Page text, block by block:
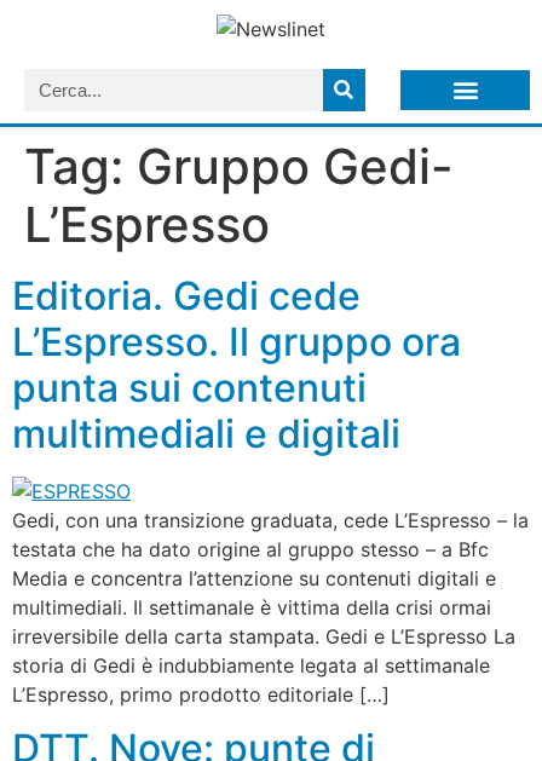
Tag: Gruppo Gedi-
L’Espresso
Editoria. Gedi cede
L’Espresso. Il gruppo ora
punta sui contenuti
multimediali e digitali
Gedi, con una transizione graduata, cede L’Espresso – la
testata che ha dato origine al gruppo stesso – a Bfc
Media e concentra l’attenzione su contenuti digitali e
multimediali. Il settimanale è vittima della crisi ormai
irreversibile della carta stampata. Gedi e L’Espresso La
storia di Gedi è indubbiamente legata al settimanale
L’Espresso, primo prodotto editoriale […]
DTT. Nove: punte di